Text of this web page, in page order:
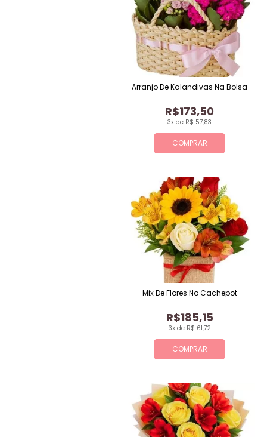
COMPRAR
3x de R$ 57,83
R$173,50
Arranjo De Kalandivas Na Bolsa
COMPRAR
3x de R$ 61,72
R$185,15
Mix De Flores No Cachepot